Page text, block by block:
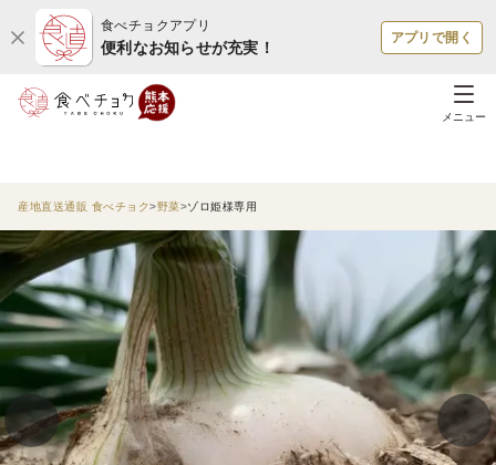
食べチョクアプリ
便利なお知らせが充実！
アプリで開く
メニュー
産地直送通販 食べチョク 野菜 ゾロ姫様専用